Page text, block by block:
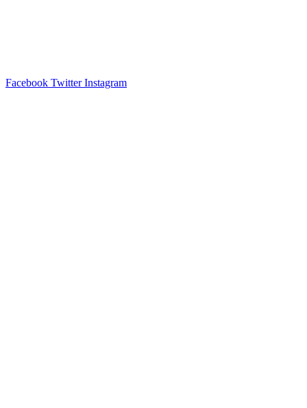
Facebook Twitter Instagram